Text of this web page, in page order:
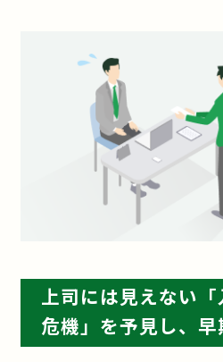
上司には見えない
危機」を予見し、早